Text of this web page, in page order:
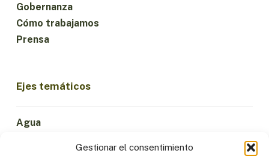
Gestionar el consentimiento
Gobernanza
Cómo trabajamos
Prensa
Ejes temáticos
Agua